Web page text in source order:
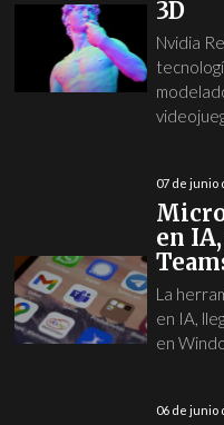
3D
Nvidia
07 de junio
en
La
en IA,
en
06 de junio